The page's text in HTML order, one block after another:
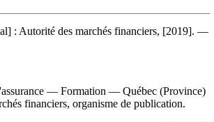
: Autorité des marchés financiers, [2019]. —
— Formation — Québec (Province)
financiers, organisme de publication.